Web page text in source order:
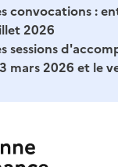
convocations :
2026
sessions
mars 2026 et le